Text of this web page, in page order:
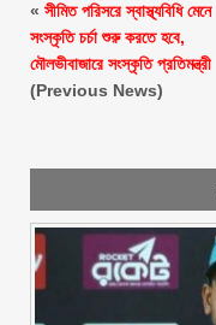
« সীমিত পরিসরে স্বাস্থ্যবিধি মেনে
সংস্কৃতি চর্চা শুরু করতে হবে,
মৌলভীবাজারে সংস্কৃতি প্রতিমন্ত্রী
(Previous News)